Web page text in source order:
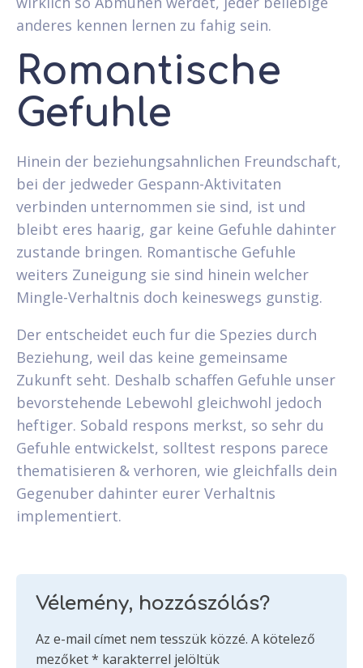
anderes kennen lernen zu fahig sein.
Romantische
Gefuhle
Hinein der beziehungsahnlichen Freundschaft,
bei der jedweder Gespann-Aktivitaten
verbinden unternommen sie sind, ist und
bleibt eres haarig, gar keine Gefuhle dahinter
zustande bringen. Romantische Gefuhle
weiters Zuneigung sie sind hinein welcher
Mingle-Verhaltnis doch keineswegs gunstig.
Der entscheidet euch fur die Spezies durch
Beziehung, weil das keine gemeinsame
Zukunft seht. Deshalb schaffen Gefuhle unser
bevorstehende Lebewohl gleichwohl jedoch
heftiger. Sobald respons merkst, so sehr du
Gefuhle entwickelst, solltest respons parece
thematisieren & verhoren, wie gleichfalls dein
Gegenuber dahinter eurer Verhaltnis
implementiert.
Vélemény, hozzászólás?
Az e-mail címet nem tesszük közzé. A kötelező
mezőket* karakterrel jelöltük